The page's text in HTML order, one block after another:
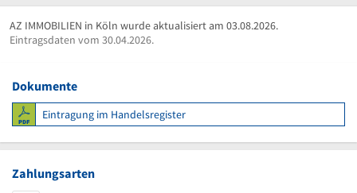
AZ IMMOBILIEN in Köln wurde aktualisiert am 03.08.2026.
Eintragsdaten vom 30.04.2026.
Dokumente
Eintragung im Handelsregister
Zahlungsarten